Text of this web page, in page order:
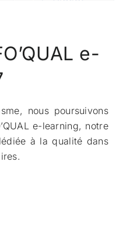
e-
nous poursuivons
e-learning, notre
à la qualité dans